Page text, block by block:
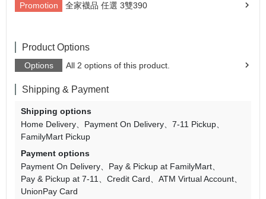
Promotion 全家襪品 任選 3雙390
Product Options
Options All 2 options of this product.
Shipping & Payment
Shipping options
Home Delivery
Payment On Delivery
7-11 Pickup
FamilyMart Pickup
Payment options
Payment On Delivery
Pay & Pickup at FamilyMart
Pay & Pickup at 7-11
Credit Card
ATM Virtual Account
UnionPay Card